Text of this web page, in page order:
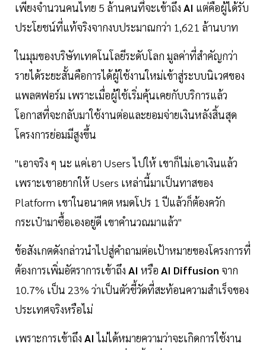
เพียงจำนวนคนไทย 5 ล้านคนที่จะเข้าถึง AI แต่คือผู้ได้รับ
ประโยชน์ที่แท้จริงจากงบประมาณกว่า 1,621 ล้านบาท
ในมุมของบริษัทเทคโนโลยีระดับโลก มูลค่าที่สำคัญกว่า
รายได้ระยะสั้นคือการได้ผู้ใช้งานใหม่เข้าสู่ระบบนิเวศของ
แพลตฟอร์ม เพราะเมื่อผู้ใช้เริ่มคุ้นเคยกับบริการแล้ว
โอกาสที่จะกลับมาใช้งานต่อและยอมจ่ายเงินหลังสิ้นสุด
โครงการย่อมมีสูงขึ้น
"เอาจริง ๆ นะ แค่เอา Users ไปให้ เขาก็ไม่เอาเงินแล้ว
เพราะเขาอยากให้ Users เหล่านี้มาเป็นทาสของ
Platform เขาในอนาคต หมดโปร 1 ปีแล้วก็ต้องควัก
กระเป๋ามาซื้อเองอยู่ดี เขาคำนวณมาแล้ว"
ข้อสังเกตดังกล่าวนำไปสู่คำถามต่อเป้าหมายของโครงการที่
ต้องการเพิ่มอัตราการเข้าถึง AI หรือ AI Diffusion จาก
10.7% เป็น 23% ว่าเป็นตัวชี้วัดที่สะท้อนความสำเร็จของ
ประเทศจริงหรือไม่
เพราะการเข้าถึง AI ไม่ได้หมายความว่าจะเกิดการใช้งาน